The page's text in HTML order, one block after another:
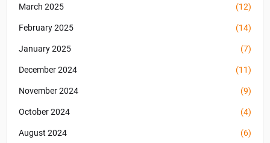
March 2025 (12)
February 2025 (14)
January 2025 (7)
December 2024 (11)
November 2024 (9)
October 2024 (4)
August 2024 (6)